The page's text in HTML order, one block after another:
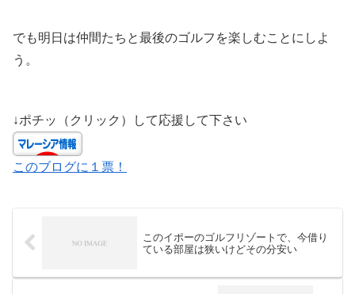
でも明日は仲間たちと最後のゴルフを楽しむことにしよ
う。
↓ポチッ（クリック）して応援して下さい
このブログに１票！
このイポーのゴルフリゾートで、今借り
ている部屋は狭いけどその分安い